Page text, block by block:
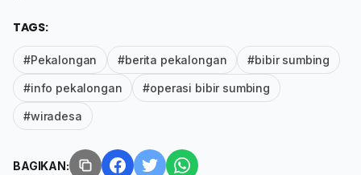
TAGS:
#Pekalongan #berita pekalongan #bibir sumbing
#info pekalongan #operasi bibir sumbing
#wiradesa
BAGIKAN: